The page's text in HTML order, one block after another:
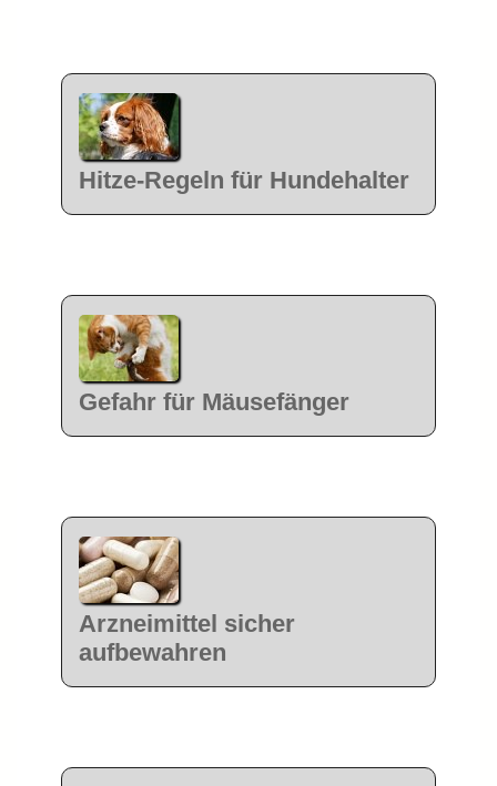
Hitze-Regeln für Hundehalter
Gefahr für Mäusefänger
Arzneimittel sicher
aufbewahren